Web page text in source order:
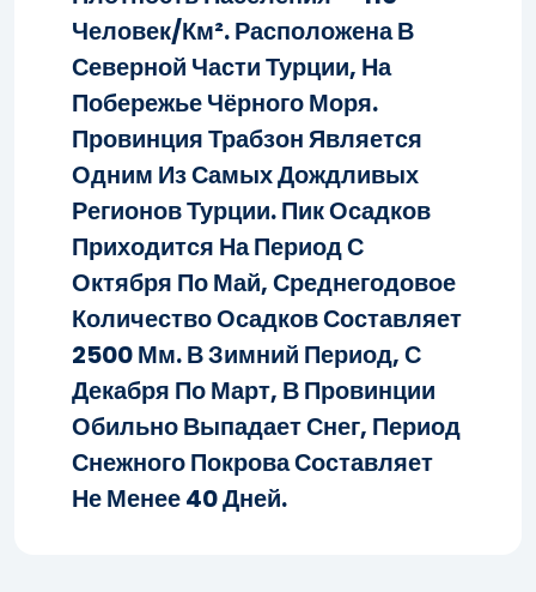
Человек/км². Расположена В
Северной Части Турции, На
Побережье Чёрного Моря.
Провинция Трабзон Является
Одним Из Самых Дождливых
Регионов Турции. Пик Осадков
Приходится На Период С
Октября По Май, Среднегодовое
Количество Осадков Составляет
2500 Мм. В Зимний Период, С
Декабря По Март, В Провинции
Обильно Выпадает Снег, Период
Снежного Покрова Составляет
Не Менее 40 Дней.